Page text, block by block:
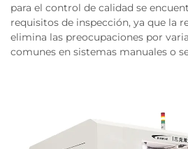
para el control de calidad se
requisitos de inspección, ya que la
elimina las preocupaciones por
comunes en sistemas manuales o